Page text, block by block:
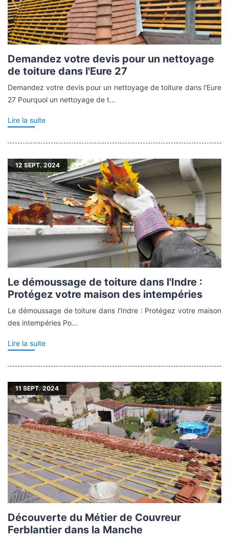
Demandez votre devis pour un nettoyage
de toiture dans l'Eure 27
Demandez votre devis pour un nettoyage de toiture dans l'Eure
27 Pourquoi un nettoyage de t...
Lire la suite
12 SEPT. 2024
Le démoussage de toiture dans l'Indre :
Protégez votre maison des intempéries
Le démoussage de toiture dans l'Indre : Protégez votre maison
des intempéries Po...
Lire la suite
11 SEPT. 2024
Découverte du Métier de Couvreur
Ferblantier dans la Manche